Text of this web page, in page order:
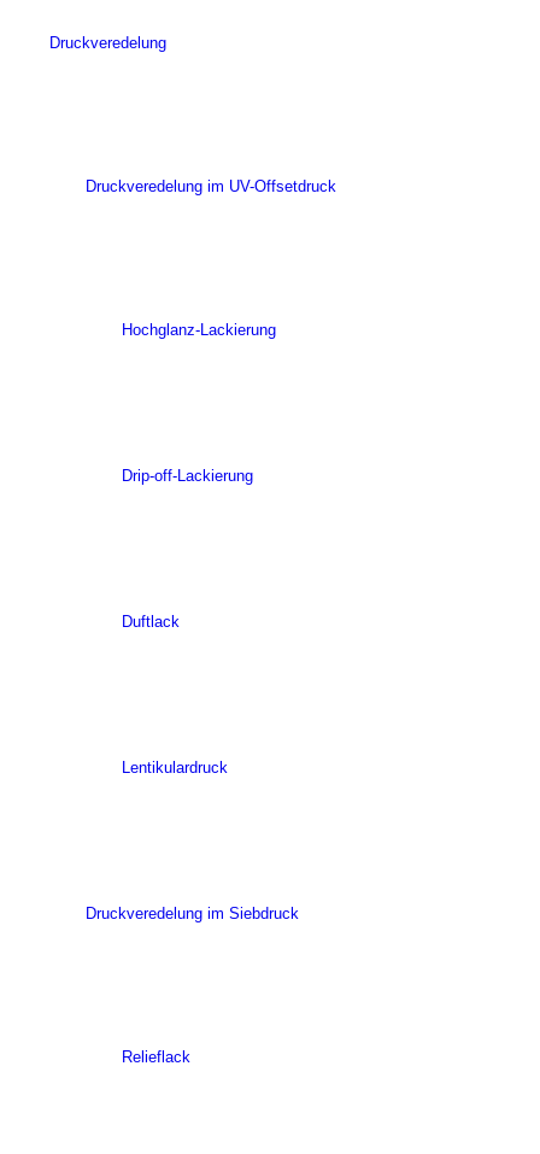
Druckveredelung
Druckveredelung im UV-Offsetdruck
Hochglanz-Lackierung
Drip-off-Lackierung
Duftlack
Lentikulardruck
Druckveredelung im Siebdruck
Relieflack